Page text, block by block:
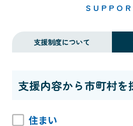
支援制度について
支援内容から市町村を
住まい